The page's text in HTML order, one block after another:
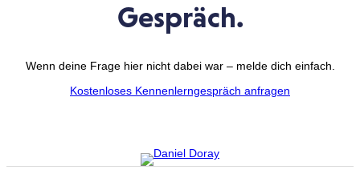
Gespräch.
Wenn deine Frage hier nicht dabei war – melde dich einfach.
Kostenloses Kennenlerngespräch anfragen